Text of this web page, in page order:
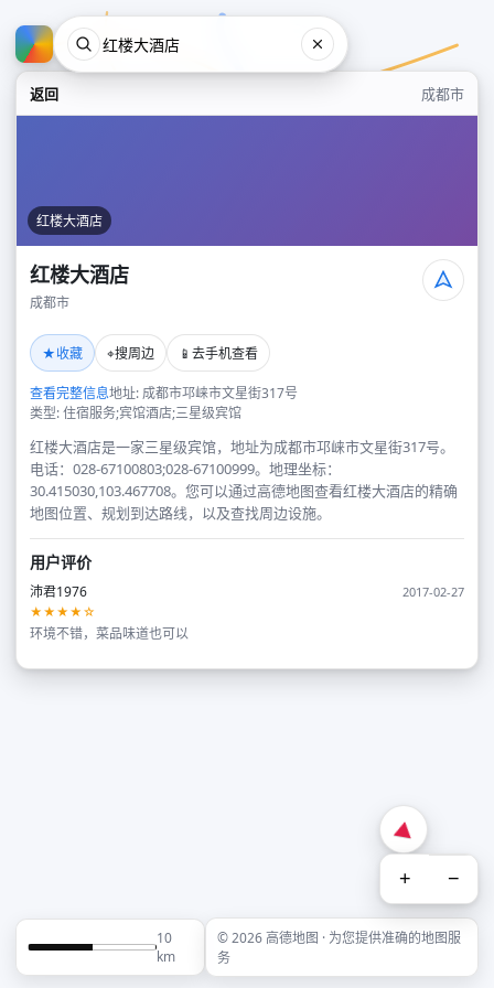
返回 成都市
红楼大酒店
红楼大酒店
成都市
★收藏 ⌖搜周边 📱 去手机查看
查看完整信息地址: 成都市邛崃市文星街317号
类型: 住宿服务;宾馆酒店;三星级宾馆
红楼大酒店是一家三星级宾馆，地址为成都市邛崃市文星街317号。
电话：028-67100803;028-67100999。地理坐标：
30.415030,103.467708。您可以通过高德地图查看红楼大酒店的精确
地图位置、规划到达路线，以及查找周边设施。
用户评价
沛君1976
2017-02-27
★★★★☆
环境不错，菜品味道也可以
+ −
10
km
© 2026 高德地图 · 为您提供准确的地图服
务